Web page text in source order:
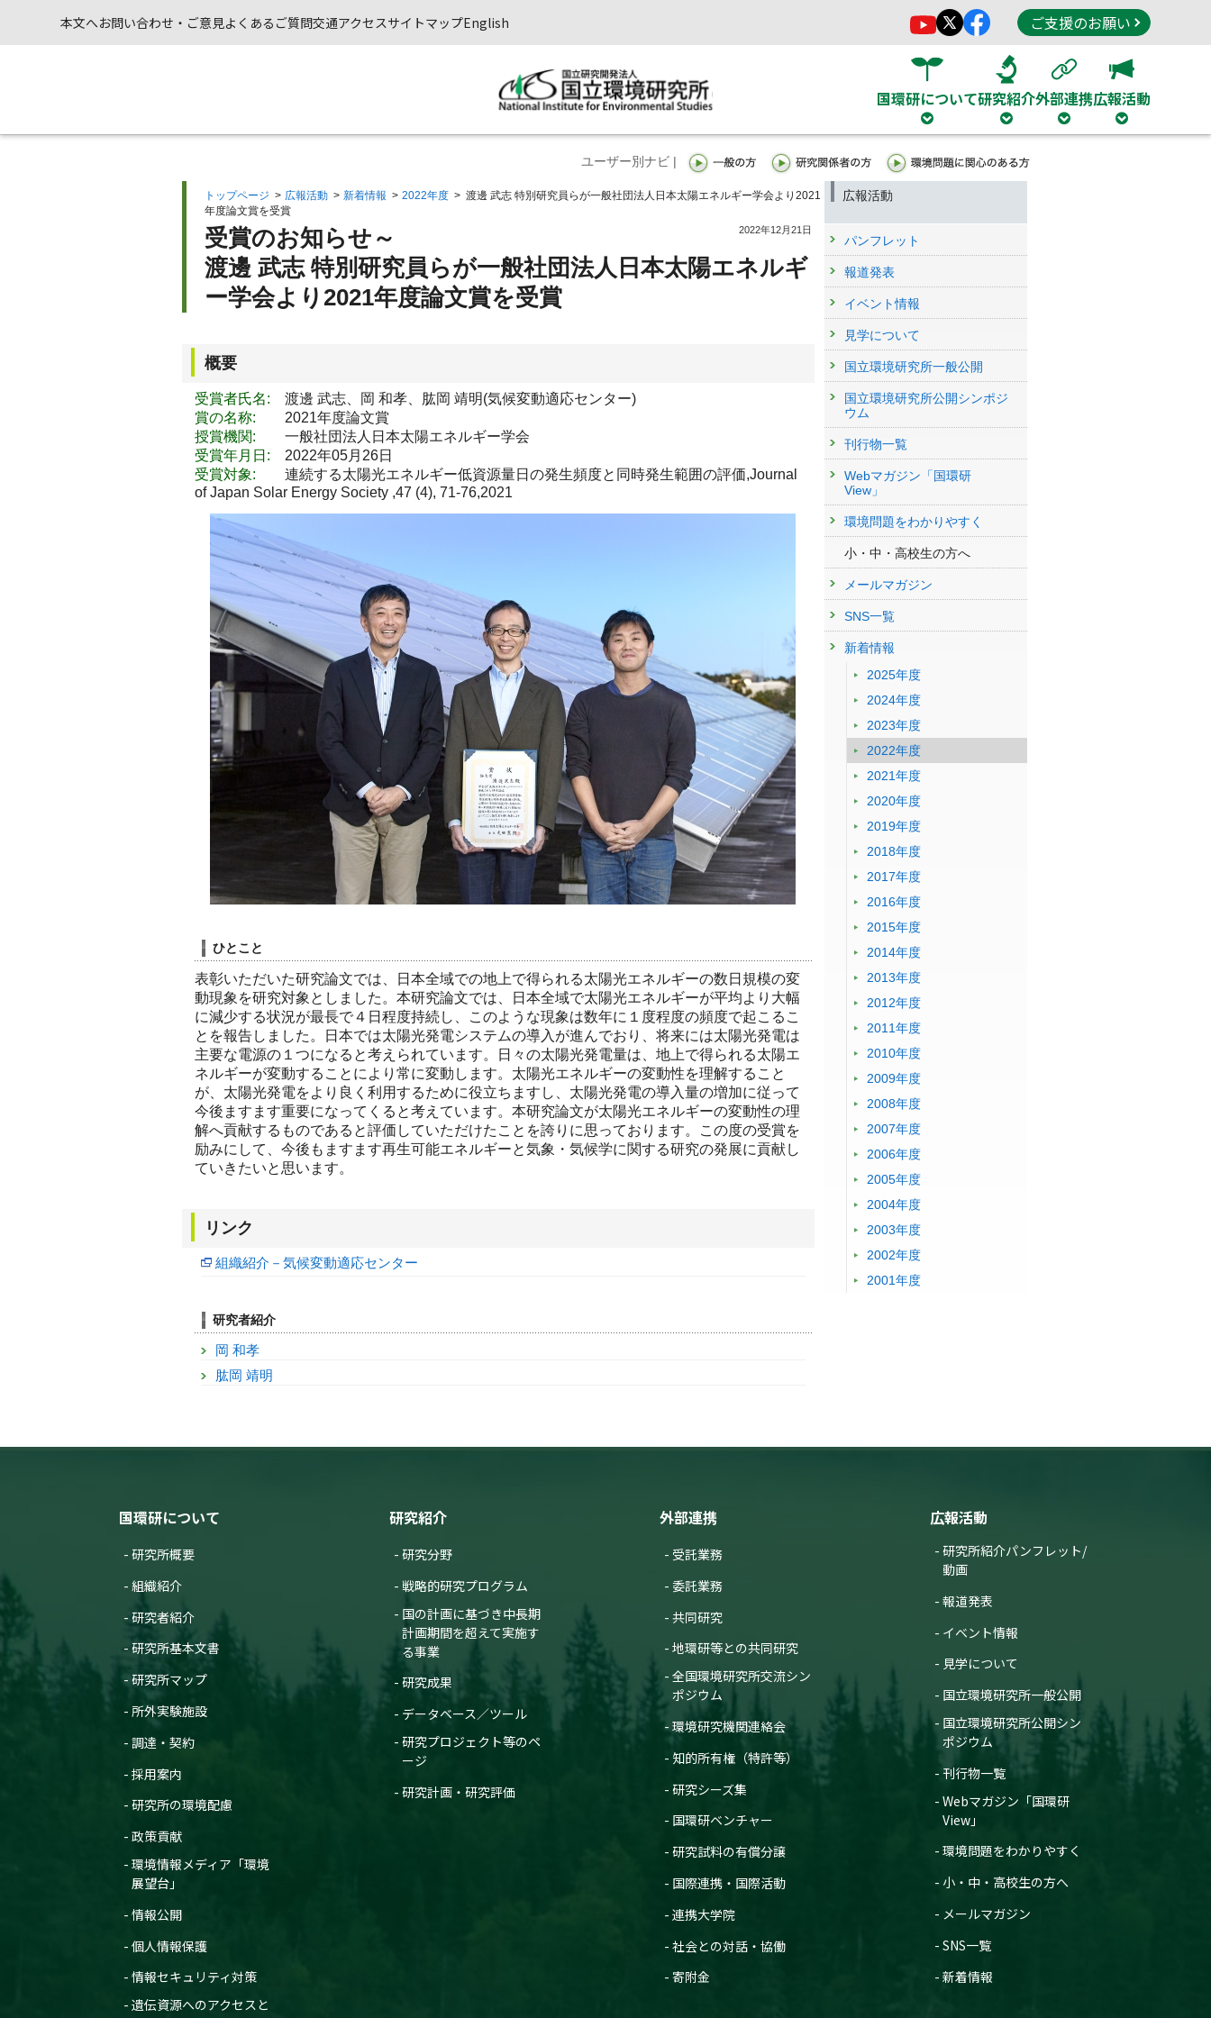
本文へお問い合わせ・ご意見よくあるご質問交通アクセスサイトマップEnglish ご支援のお願い
国環研について研究紹介外部連携広報活動
ユーザー別ナビ |
トップページ > 広報活動 > 新着情報 > 2022年度 > 渡邊 武志 特別研究員らが一般社団法人日本太陽エネルギー学会より2021
年度論文賞を受賞
2022年12月21日
受賞のお知らせ～
渡邊 武志 特別研究員らが一般社団法人日本太陽エネルギ
ー学会より2021年度論文賞を受賞
概要
受賞者氏名: 渡邊 武志、岡 和孝、肱岡 靖明(気候変動適応センター)
賞の名称: 2021年度論文賞
授賞機関: 一般社団法人日本太陽エネルギー学会
受賞年月日: 2022年05月26日
受賞対象: 連続する太陽光エネルギー低資源量日の発生頻度と同時発生範囲の評価,Journal
of Japan Solar Energy Society ,47 (4), 71-76,2021
ひとこと
表彰いただいた研究論文では、日本全域での地上で得られる太陽光エネルギーの数日規模の変
動現象を研究対象としました。本研究論文では、日本全域で太陽光エネルギーが平均より大幅
に減少する状況が最長で４日程度持続し、このような現象は数年に１度程度の頻度で起こるこ
とを報告しました。日本では太陽光発電システムの導入が進んでおり、将来には太陽光発電は
主要な電源の１つになると考えられています。日々の太陽光発電量は、地上で得られる太陽エ
ネルギーが変動することにより常に変動します。太陽光エネルギーの変動性を理解すること
が、太陽光発電をより良く利用するために役立ちますし、太陽光発電の導入量の増加に従って
今後ますます重要になってくると考えています。本研究論文が太陽光エネルギーの変動性の理
解へ貢献するものであると評価していただけたことを誇りに思っております。この度の受賞を
励みにして、今後もますます再生可能エネルギーと気象・気候学に関する研究の発展に貢献し
ていきたいと思います。
リンク
組織紹介－気候変動適応センター
研究者紹介
岡 和孝
肱岡 靖明
広報活動
パンフレット
報道発表
イベント情報
見学について
国立環境研究所一般公開
国立環境研究所公開シンポジ
ウム
刊行物一覧
Webマガジン「国環研
View」
環境問題をわかりやすく
小・中・高校生の方へ
メールマガジン
SNS一覧
新着情報
2025年度
2024年度
2023年度
2022年度
2021年度
2020年度
2019年度
2018年度
2017年度
2016年度
2015年度
2014年度
2013年度
2012年度
2011年度
2010年度
2009年度
2008年度
2007年度
2006年度
2005年度
2004年度
2003年度
2002年度
2001年度
国環研について
研究所概要
組織紹介
研究者紹介
研究所基本文書
研究所マップ
所外実験施設
調達・契約
採用案内
研究所の環境配慮
政策貢献
環境情報メディア「環境
展望台」
情報公開
個人情報保護
情報セキュリティ対策
遺伝資源へのアクセスと
研究紹介
研究分野
戦略的研究プログラム
国の計画に基づき中長期
計画期間を超えて実施す
る事業
研究成果
データベース／ツール
研究プロジェクト等のペ
ージ
研究計画・研究評価
外部連携
受託業務
委託業務
共同研究
地環研等との共同研究
全国環境研究所交流シン
ポジウム
環境研究機関連絡会
知的所有権（特許等）
研究シーズ集
国環研ベンチャー
研究試料の有償分譲
国際連携・国際活動
連携大学院
社会との対話・協働
寄附金
広報活動
研究所紹介パンフレット/
動画
報道発表
イベント情報
見学について
国立環境研究所一般公開
国立環境研究所公開シン
ポジウム
刊行物一覧
Webマガジン「国環研
View」
環境問題をわかりやすく
小・中・高校生の方へ
メールマガジン
SNS一覧
新着情報